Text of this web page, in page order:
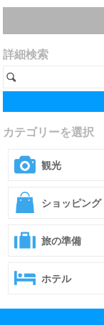
詳細検索
カテゴリーを選択
観光
ショッピング
旅の準備
ホテル